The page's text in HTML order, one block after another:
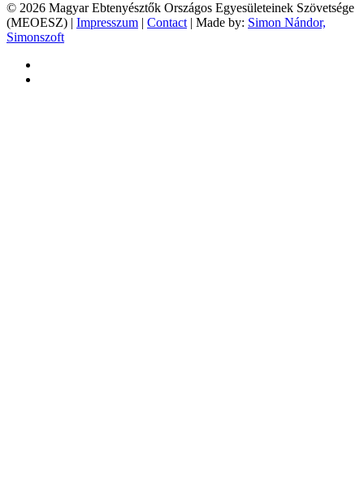
© 2026 Magyar Ebtenyésztők Országos Egyesületeinek Szövetsége
(MEOESZ) | Impresszum | Contact | Made by: Simon Nándor,
Simonszoft